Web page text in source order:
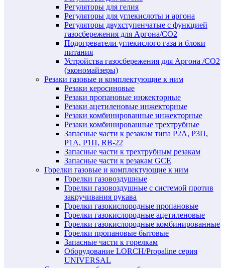
Регуляторы для гелия
Регуляторы для углекислоты и аргона
Регуляторы двухступенчатые c функцией
газосбережения для Аргона/СО2
Подогреватели углекислого газа и блоки
питания
Устройства газосбережения для Аргона /СО2
(экономайзеры)
Резаки газовые и комплектующие к ним
Резаки керосиновые
Резаки пропановые инжекторные
Резаки ацетиленовые инжекторные
Резаки комбинированные инжекторные
Резаки комбинированные трехтрубные
Запасные части к резакам типа Р2А, Р3П,
Р1А, Р1П, RB-22
Запасные части к трехтрубным резакам
Запасные части к резакам GCE
Горелки газовые и комплектующие к ним
Горелки газовоздушные
Горелки газовоздушные с системой против
закручивания рукава
Горелки газокислородные пропановые
Горелки газокислородные ацетиленовые
Горелки газокислородные комбинированные
Горелки пропановые бытовые
Запасные части к горелкам
Оборудование LORCH/Propaline серия
UNIVERSAL